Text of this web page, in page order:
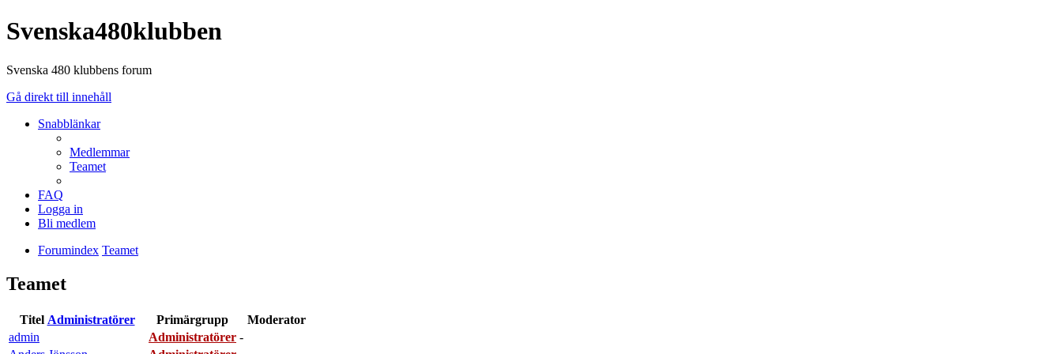
Svenska480klubben
Svenska 480 klubbens forum
Gå direkt till innehåll
Snabblänkar
Medlemmar
Teamet
FAQ
Logga in
Bli medlem
Forumindex Teamet
Teamet
Titel Administratörer Primärgrupp
Moderator
admin
Administratörer -